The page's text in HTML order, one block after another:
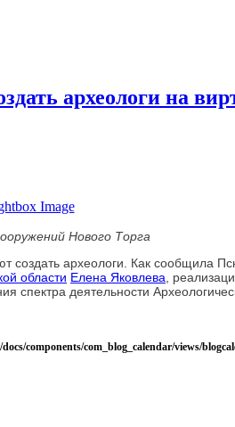
археологи на
Нового Торга
создать археологи. Как сообщила
области Елена Яковлева ,
спектра деятельности
components/com_blog_calendar/views/